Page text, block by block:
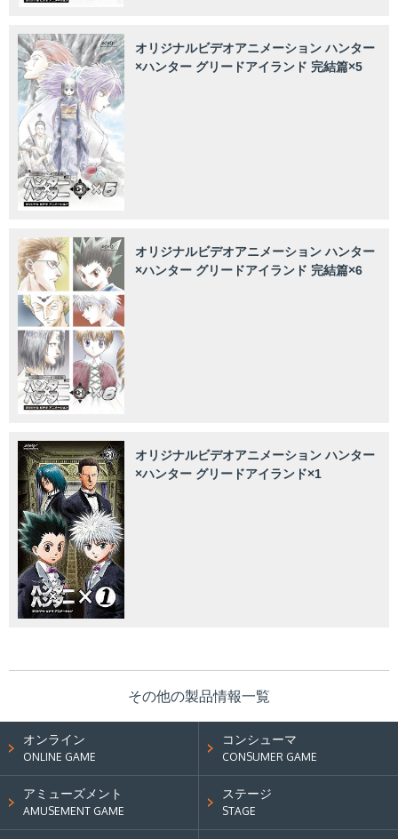
オリジナルビデオアニメーション ハンター
×ハンター グリードアイランド 完結篇×5
オリジナルビデオアニメーション ハンター
×ハンター グリードアイランド 完結篇×6
オリジナルビデオアニメーション ハンター
×ハンター グリードアイランド×1
その他の製品情報一覧
オンライン
ONLINE GAME
コンシューマ
CONSUMER GAME
アミューズメント
AMUSEMENT GAME
ステージ
STAGE